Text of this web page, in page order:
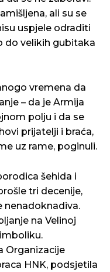
ali su se
uspjele odraditi
do velikih gubitaka
vremena da
– da je Armija
polju i da se
prijatelji i braća,
uz rame, poginuli.
šehida i
tri decenije,
nenadoknadiva.
na Velinoj
Organizacije
HNK, podsjetila